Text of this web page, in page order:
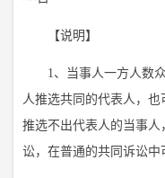
【说明】
1、当事人一方人数众
人推选共同的代表人，也
推选不出代表人的当事
讼，在普通的共同诉讼中